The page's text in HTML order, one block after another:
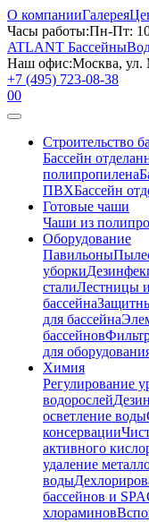
О компанииГалерея
Часы работы:Пн-Пт:
ATLANT Бассейны
Наш офис:Москва, ул.
+7 (495) 723-08-38
00
Строительство
Бассейн
полипропилена
ПВХБассейн
Готовые чаши
Чаши из
Оборудование
Павильоны
уборки
сталиЛестницы
бассейна
для бассейна
бассейнов
для
Химия
Регулирование
водорослей
осветление воды
консервации
активного
удаление
воды
бассейнов и SPA
хлораминов